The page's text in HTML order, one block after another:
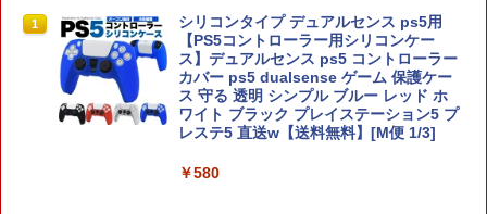
スプラトゥーン レイダース -Switch2
￥6,449
￥55,000
Beast of Reincarnation -PS5 【特典】
プロダクトコード 封入
￥7,286
【純正品】Xbox ワイヤレス コントロー
ラー (ロボット ホワイト)
￥7,681
劇場版「鬼滅の刃」無限城編 第一章 猗
窩座再来 通常版 [DVD]
￥3,523
1
【7週連続1位】inklink公式 Switch / Sw
itch2 コントローラー 最新モデル 最新フ
ァームウェア プロコン プロコン2 プロコ
ントローラー スイッチ2 スイッチ Switc
h コントローラー ワイヤレスコントロー
ラー 連射機能 ワイヤレス switch2コン
トローラ Switch2コントローラー
￥2,960
1
シリコンタイプ デュアルセンス ps5用
【PS5コントローラー用シリコンケー
ス】デュアルセンス ps5 コントローラー
カバー ps5 dualsense ゲーム 保護ケー
ス 守る 透明 シンプル ブルー レッド ホ
ワイト ブラック プレイステーション5 プ
レステ5 直送w【送料無料】[M便 1/3]
￥580